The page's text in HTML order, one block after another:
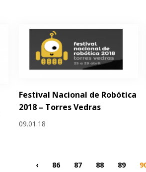
Festival Nacional de Robótica
2018 – Torres Vedras
09.01.18
‹ 86 87 88 89